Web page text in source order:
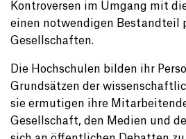
Kontroversen im Umgang mit
einen notwendigen Bestandteil
Gesellschaften.
Die Hochschulen bilden ihr
Grundsätzen der
sie ermutigen ihre
Gesellschaft, den Medien und